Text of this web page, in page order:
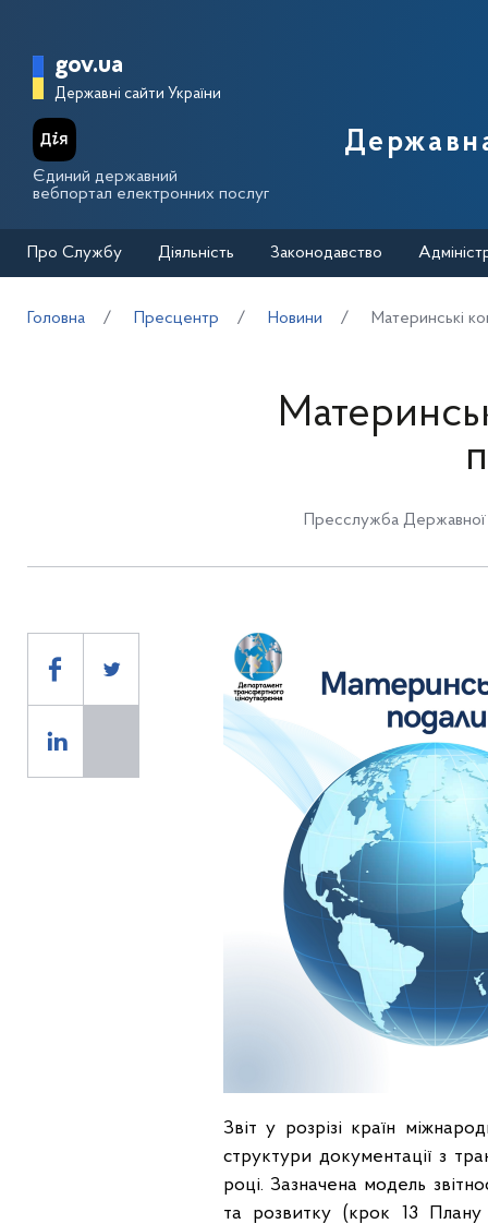
Головна сторінка Державної
gov.ua
Державні сайти України
Єдиний державний
вебпортал електронних послуг
Про Службу Діяльність Законодавство
Головна Пресцентр Новини Материнські
Пресслужба
Звіт у розрізі країн
структури документації з
році. Зазначена модель
та розвитку (крок 13